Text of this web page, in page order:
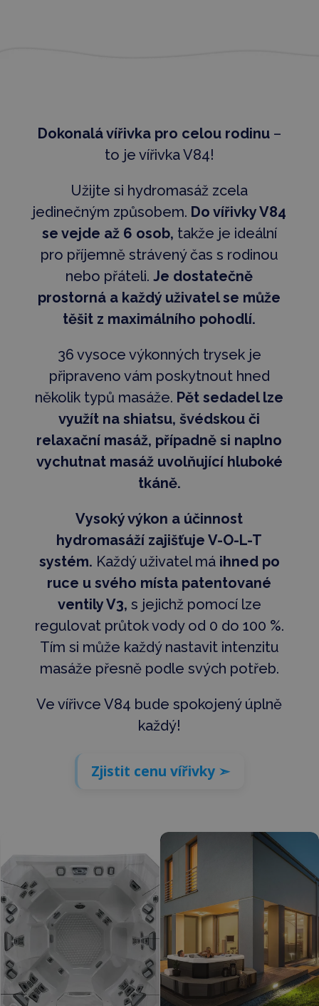
Dokonalá vířivka pro celou rodinu–
to je vířivka V84!
Užijte si hydromasáž zcela
jedinečným způsobem. Do vířivky V84
se vejde až 6 osob, takže je ideální
pro příjemně strávený čas s rodinou
nebo přáteli.Je dostatečně
prostorná a každý uživatel se může
těšit z maximálního pohodlí.
36 vysoce výkonných trysek je
připraveno vám poskytnout hned
několik typů masáže. Pět sedadel lze
využít na shiatsu, švédskou či
relaxační masáž, případně si naplno
vychutnat masáž uvolňující hluboké
tkáně.
Vysoký výkon a účinnost
hydromasáží zajišťuje V-O-L-T
systém. Každý uživatel má ihned po
ruce u svého místa patentované
ventily V3, s jejichž pomocí lze
regulovat průtok vody od 0 do 100 %.
Tím si může každý nastavit intenzitu
masáže přesně podle svých potřeb.
Ve vířivce V84 bude spokojený úplně
každý!
Zjistit cenu vířivky ➣